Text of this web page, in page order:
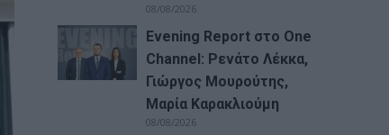
08/08/2026
Evening Report στο One
Channel: Ρενάτο Λέκκα,
Γιώργος Μουρούτης,
Μαρία Καρακλιούμη
08/08/2026